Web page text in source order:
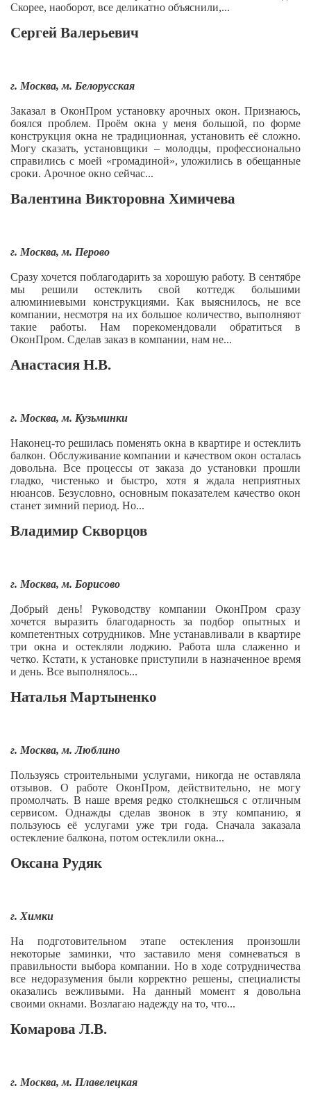
Скорее, наоборот, все деликатно объяснили,...
Сергей Валерьевич
г. Москва, м. Белорусская
Заказал в ОконПром установку арочных окон. Признаюсь,
боялся проблем. Проём окна у меня большой, по форме
конструкция окна не традиционная, установить её сложно.
Могу сказать, установщики – молодцы, профессионально
справились с моей «громадиной», уложились в обещанные
сроки. Арочное окно сейчас...
Валентина Викторовна Химичева
г. Москва, м. Перово
Сразу хочется поблагодарить за хорошую работу. В сентябре
мы решили остеклить свой коттедж большими
алюминиевыми конструкциями. Как выяснилось, не все
компании, несмотря на их большое количество, выполняют
такие работы. Нам порекомендовали обратиться в
ОконПром. Сделав заказ в компании, нам не...
Анастасия Н.В.
г. Москва, м. Кузьминки
Наконец-то решилась поменять окна в квартире и остеклить
балкон. Обслуживание компании и качеством окон осталась
довольна. Все процессы от заказа до установки прошли
гладко, чистенько и быстро, хотя я ждала неприятных
нюансов. Безусловно, основным показателем качество окон
станет зимний период. Но...
Владимир Скворцов
г. Москва, м. Борисово
Добрый день! Руководству компании ОконПром сразу
хочется выразить благодарность за подбор опытных и
компетентных сотрудников. Мне устанавливали в квартире
три окна и остекляли лоджию. Работа шла слаженно и
четко. Кстати, к установке приступили в назначенное время
и день. Все выполнялось...
Наталья Мартыненко
г. Москва, м. Люблино
Пользуясь строительными услугами, никогда не оставляла
отзывов. О работе ОконПром, действительно, не могу
промолчать. В наше время редко столкнешься с отличным
сервисом. Однажды сделав звонок в эту компанию, я
пользуюсь её услугами уже три года. Сначала заказала
остекление балкона, потом остеклили окна...
Оксана Рудяк
г. Химки
На подготовительном этапе остекления произошли
некоторые заминки, что заставило меня сомневаться в
правильности выбора компании. Но в ходе сотрудничества
все недоразумения были корректно решены, специалисты
оказались вежливыми. На данный момент я довольна
своими окнами. Возлагаю надежду на то, что...
Комарова Л.В.
г. Москва, м. Плавелецкая